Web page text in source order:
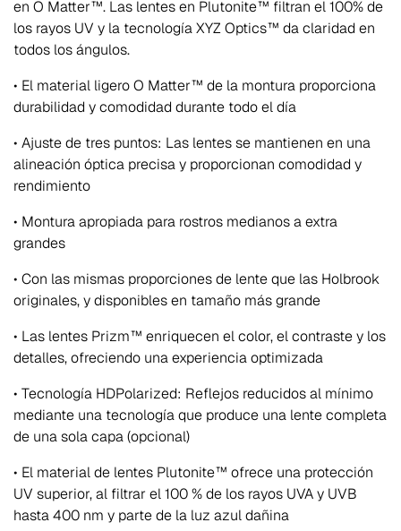
en O Matter™. Las lentes en Plutonite™ filtran el 100% de
los rayos UV y la tecnología XYZ Optics™ da claridad en
todos los ángulos.
• El material ligero O Matter™ de la montura proporciona
durabilidad y comodidad durante todo el día
• Ajuste de tres puntos: Las lentes se mantienen en una
alineación óptica precisa y proporcionan comodidad y
rendimiento
• Montura apropiada para rostros medianos a extra
grandes
• Con las mismas proporciones de lente que las Holbrook
originales, y disponibles en tamaño más grande
• Las lentes Prizm™ enriquecen el color, el contraste y los
detalles, ofreciendo una experiencia optimizada
• Tecnología HDPolarized: Reflejos reducidos al mínimo
mediante una tecnología que produce una lente completa
de una sola capa (opcional)
• El material de lentes Plutonite™ ofrece una protección
UV superior, al filtrar el 100 % de los rayos UVA y UVB
hasta 400 nm y parte de la luz azul dañina